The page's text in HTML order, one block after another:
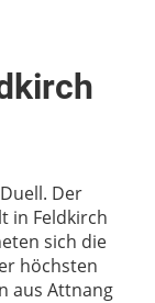
Der
in Feldkirch
sich die
höchsten
aus Attnang